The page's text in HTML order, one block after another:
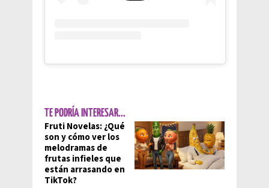
TE PODRÍA INTERESAR...
Fruti Novelas: ¿Qué
son y cómo ver los
melodramas de
frutas infieles que
están arrasando en
TikTok?